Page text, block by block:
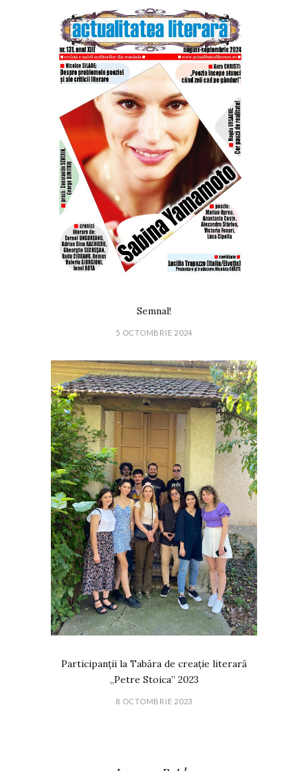
Semnal!
5 OCTOMBRIE 2024
Participanții la Tabăra de creație literară
„Petre Stoica” 2023
8 OCTOMBRIE 2023